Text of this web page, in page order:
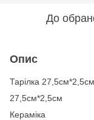
До
Опис
Тарілка
27,5см*2,5см
Кераміка